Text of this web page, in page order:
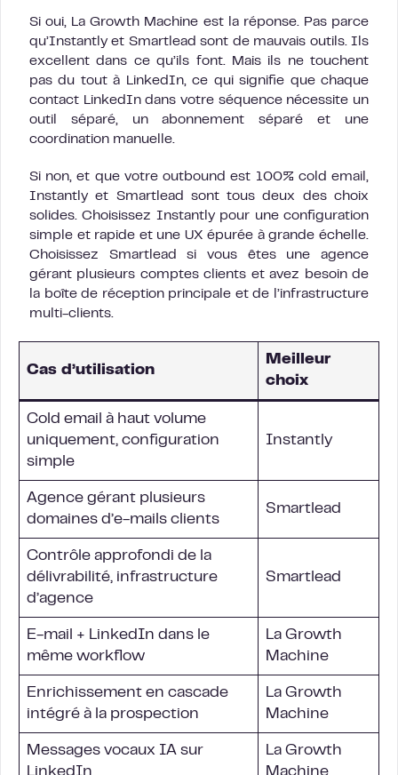
Si oui, La Growth Machine est la réponse. Pas parce
qu’Instantly et Smartlead sont de mauvais outils. Ils
excellent dans ce qu’ils font. Mais ils ne touchent
pas du tout à LinkedIn, ce qui signifie que chaque
contact LinkedIn dans votre séquence nécessite un
outil séparé, un abonnement séparé et une
coordination manuelle.
Si non, et que votre outbound est 100% cold email,
Instantly et Smartlead sont tous deux des choix
solides. Choisissez Instantly pour une configuration
simple et rapide et une UX épurée à grande échelle.
Choisissez Smartlead si vous êtes une agence
gérant plusieurs comptes clients et avez besoin de
la boîte de réception principale et de l’infrastructure
multi-clients.
Cas d’utilisation
Meilleur
choix
Cold email à haut volume
uniquement, configuration
simple
Instantly
Agence gérant plusieurs
domaines d’e-mails clients
Smartlead
Contrôle approfondi de la
délivrabilité, infrastructure
d’agence
Smartlead
E-mail + LinkedIn dans le
même workflow
La Growth
Machine
Enrichissement en cascade
intégré à la prospection
La Growth
Machine
Messages vocaux IA sur
La Growth